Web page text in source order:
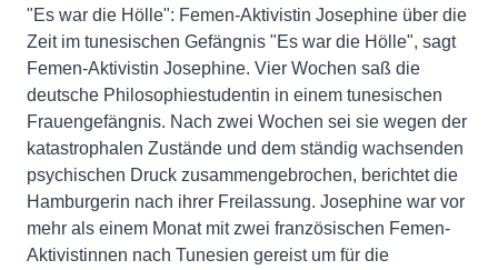
"Es war die Hölle": Femen-Aktivistin Josephine über die
Zeit im tunesischen Gefängnis "Es war die Hölle", sagt
Femen-Aktivistin Josephine. Vier Wochen saß die
deutsche Philosophiestudentin in einem tunesischen
Frauengefängnis. Nach zwei Wochen sei sie wegen der
katastrophalen Zustände und dem ständig wachsenden
psychischen Druck zusammengebrochen, berichtet die
Hamburgerin nach ihrer Freilassung. Josephine war vor
mehr als einem Monat mit zwei französischen Femen-
Aktivistinnen nach Tunesien gereist um für die